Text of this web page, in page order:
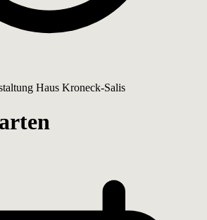
Haus Kroneck-Salis